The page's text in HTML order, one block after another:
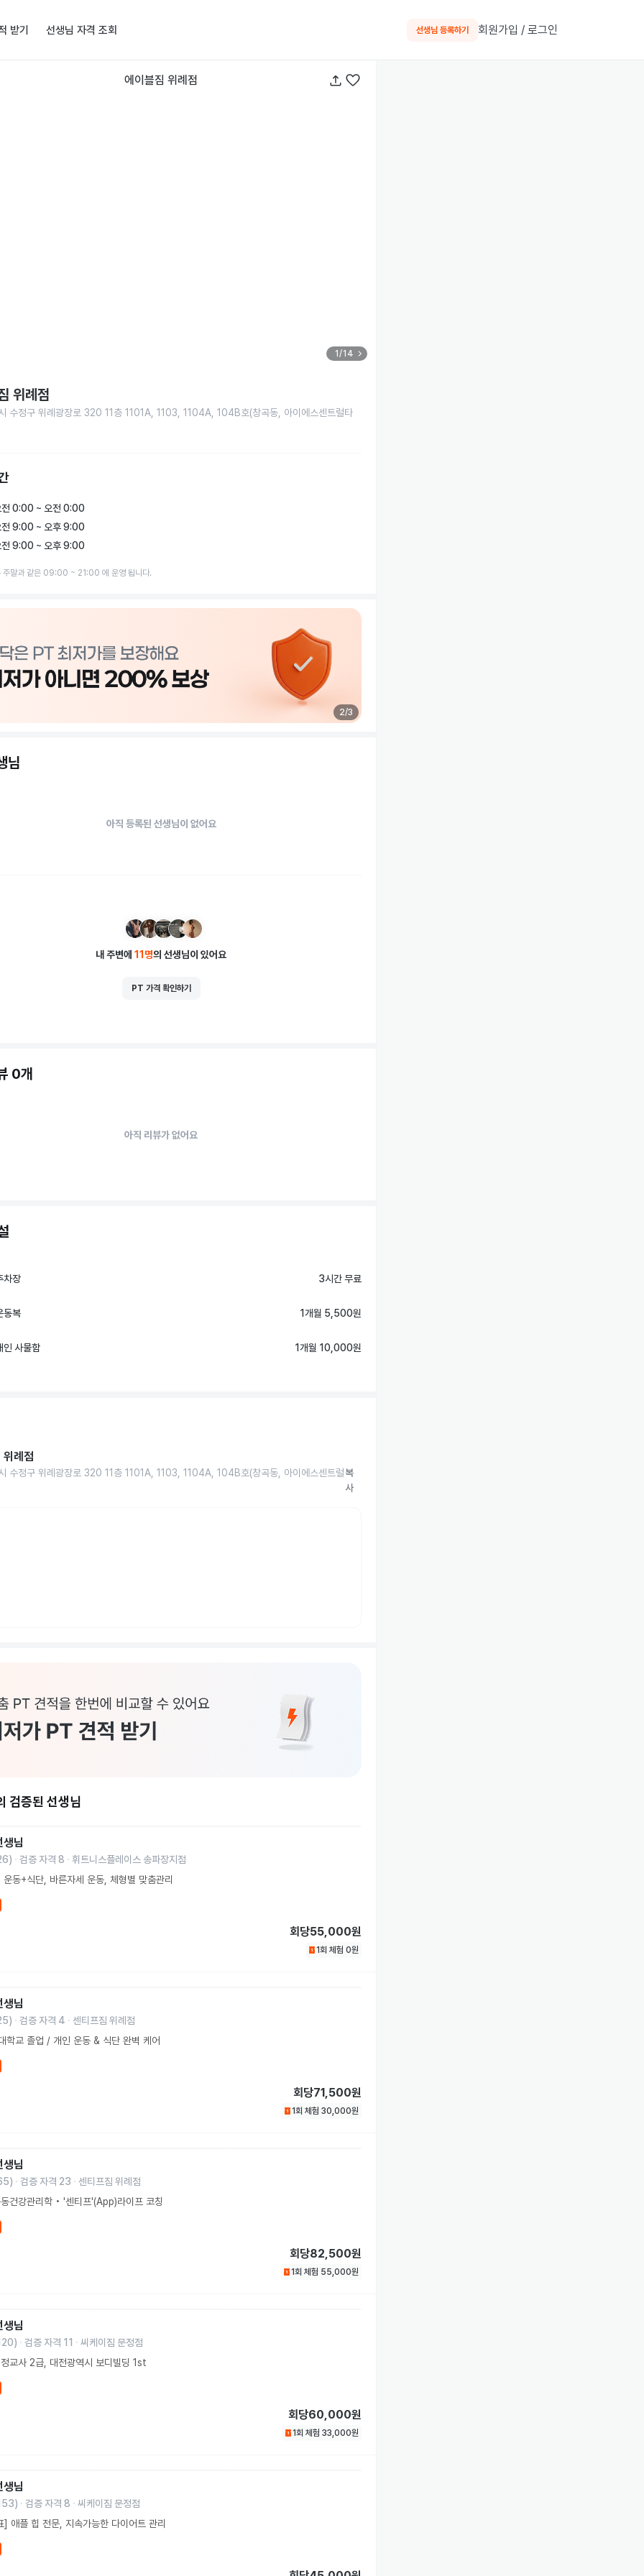
받기 선생님 자격 조회 선생님 등록하기 회원가입 / 로그인
에이블짐 위례점
1/14
위례점
수정구 위례광장로 320 11층 1101A, 1103, 1104A, 104B호(창곡동, 아이에스센트럴타
전 0:00 ~ 오전 0:00
전 9:00 ~ 오후 9:00
전 9:00 ~ 오후 9:00
주말과 같은 09:00 ~ 21:00 에 운영 됩니다.
2/3
님
아직 등록된 선생님이 없어요
내 주변에 11 명의 선생님이 있어요
PT 가격 확인하기
0개
아직 리뷰가 없어요
차장 3시간 무료
동복 1개월 5,500원
인 사물함 1개월 10,000원
위례점
수정구 위례광장로 320 11층 1101A, 1103, 1104A, 104B호(창곡동, 아이에스센트럴복
사
검증된 선생님
님
) 검증 자격 8
휘트니스플레이스 송파장지점
운동+식단, 바른자세 운동, 체형별 맞춤관리
회당55,000원
1회 체험 0원
님
) 검증 자격 4
센티프짐 위례점
학교 졸업 / 개인 운동 & 식단 완벽 케어
회당71,500원
1회 체험 30,000원
님
) 검증 자격 23
센티프짐 위례점
건강관리학 • '센티프'(App)라이프 코칭
회당82,500원
1회 체험 55,000원
님
) 검증 자격 11
씨케이짐 문정점
교사 2급, 대전광역시 보디빌딩 1st
회당60,000원
1회 체험 33,000원
님
) 검증 자격 8
씨케이짐 문정점
] 애플 힙 전문, 지속가능한 다이어트 관리